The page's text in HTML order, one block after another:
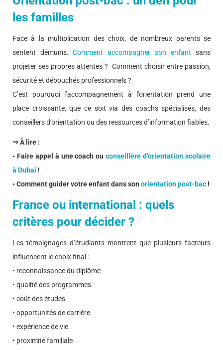
les familles
Face à la multiplication des choix, de nombreux parents se
sentent démunis. Comment accompagner son enfant sans
projeter ses propres attentes ? Comment choisir entre passion,
sécurité et débouchés professionnels ?
C’est pourquoi l’accompagnement à l’orientation prend une
place croissante, que ce soit via des coachs spécialisés, des
conseillers d’orientation ou des ressources d’information fiables.
⇒ À lire :
• Faire appel à une coach ouconseillère d’orientation scolaire
à Dubai !
• Comment guider votre enfant dans son orientation post-bac !
France ou international : quels
critères pour décider ?
Les témoignages d’étudiants montrent que plusieurs facteurs
influencent le choix final :
• reconnaissance du diplôme
• qualité des programmes
• coût des études
• opportunités de carrière
• expérience de vie
• proximité familiale